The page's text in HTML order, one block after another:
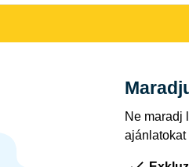
Ne maradj
ajánlatokat